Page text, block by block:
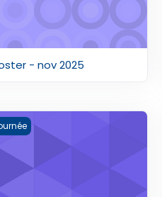
- nov 2025
Financiers - nov 2025